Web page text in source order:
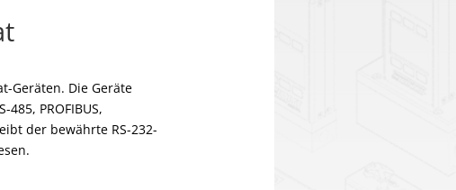
Geräten. Die Geräte
PROFIBUS,
der bewährte RS-232-